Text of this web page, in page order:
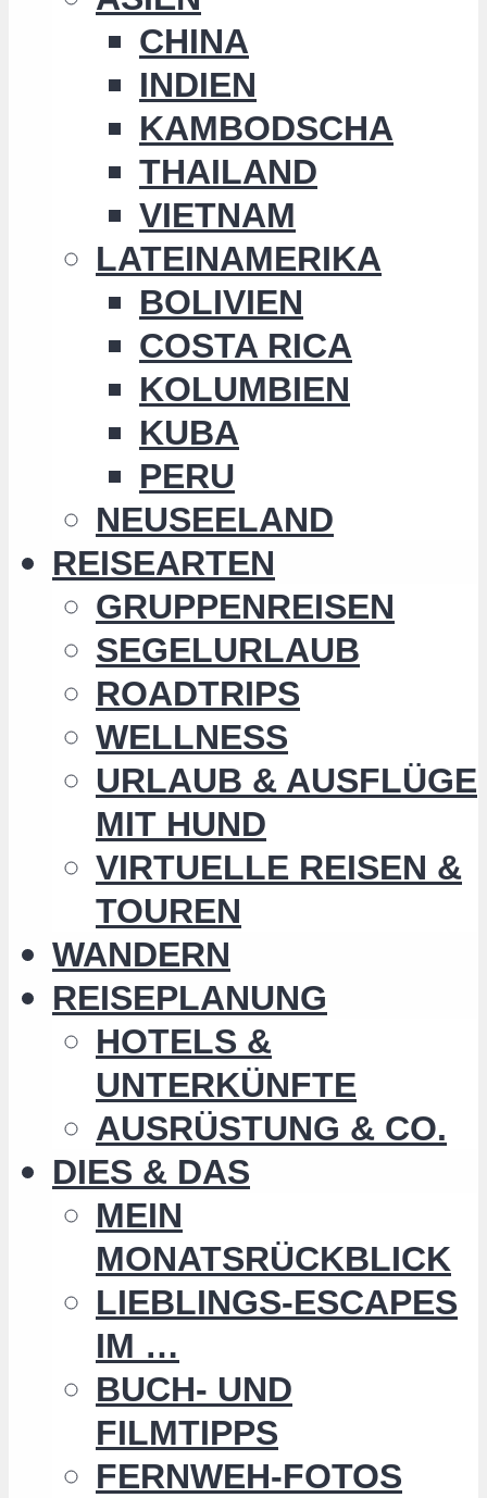
CHINA
INDIEN
KAMBODSCHA
THAILAND
VIETNAM
LATEINAMERIKA
BOLIVIEN
COSTA RICA
KOLUMBIEN
KUBA
PERU
NEUSEELAND
REISEARTEN
GRUPPENREISEN
SEGELURLAUB
ROADTRIPS
WELLNESS
URLAUB & AUSFLÜGE
MIT HUND
VIRTUELLE REISEN &
TOUREN
WANDERN
REISEPLANUNG
HOTELS &
UNTERKÜNFTE
AUSRÜSTUNG & CO.
DIES & DAS
MEIN
MONATSRÜCKBLICK
LIEBLINGS-ESCAPES
IM …
BUCH- UND
FILMTIPPS
FERNWEH-FOTOS